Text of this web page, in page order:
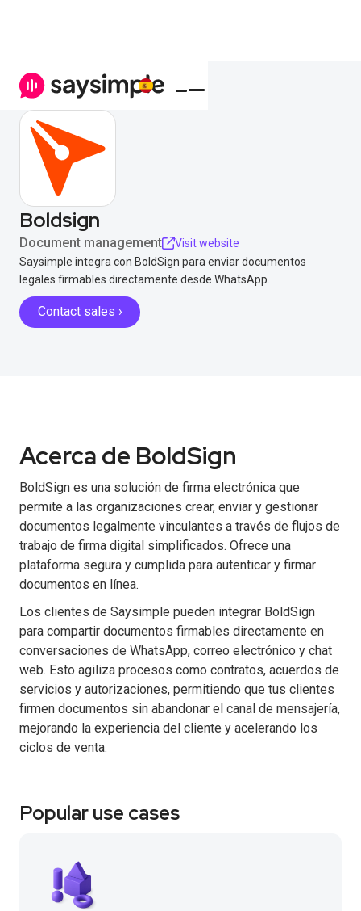
Boldsign
Document management
Visit website
Saysimple integra con BoldSign para enviar documentos
legales firmables directamente desde WhatsApp.
Contact sales ›
Acerca de BoldSign
BoldSign es una solución de firma electrónica que
permite a las organizaciones crear, enviar y gestionar
documentos legalmente vinculantes a través de flujos de
trabajo de firma digital simplificados. Ofrece una
plataforma segura y cumplida para autenticar y firmar
documentos en línea.
Los clientes de Saysimple pueden integrar BoldSign
para compartir documentos firmables directamente en
conversaciones de WhatsApp, correo electrónico y chat
web. Esto agiliza procesos como contratos, acuerdos de
servicios y autorizaciones, permitiendo que tus clientes
firmen documentos sin abandonar el canal de mensajería,
mejorando la experiencia del cliente y acelerando los
ciclos de venta.
Popular use cases